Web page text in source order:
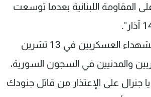
المقاومة اللبنانية بعدما توسعت
وعن لسان أهل الشهداء العسكريين في 13 تشرين
والمدنيين في السجون السورية،
جنرال على الإعتذار من قاتل جنودك